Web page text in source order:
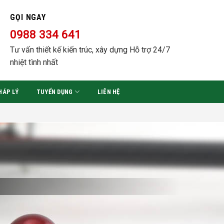
GỌI NGAY
0988 334 641
Tư vấn thiết kế kiến trúc, xây dựng Hỗ trợ 24/7
nhiệt tình nhất
LÝ TUYỂN DỤNG LIÊN HỆ